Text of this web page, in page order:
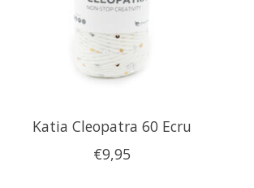
Katia Cleopatra 60 Ecru
€9,95